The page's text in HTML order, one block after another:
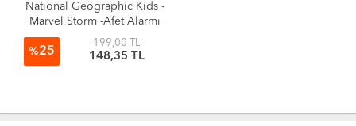
National Geographic Kids -
Marvel Storm -Afet Alarmı
%25
199,00 TL
148,35 TL